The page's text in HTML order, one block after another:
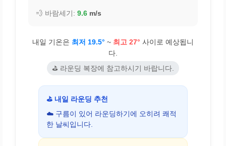
💨 바람세기: 9.6 m/s
내일 기온은 최저 19.5° ~ 최고 27° 사이로 예상됩니
다.
⛳ 라운딩 복장에 참고하시기 바랍니다.
⛳ 내일 라운딩 추천
☁️ 구름이 있어 라운딩하기에 오히려 쾌적
한 날씨입니다.